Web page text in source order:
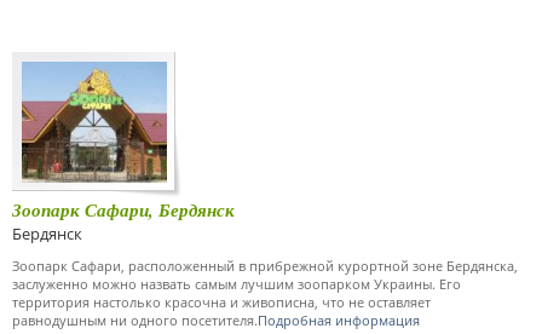
Зоопарк Сафари, Бердянск
Бердянск
Зоопарк Сафари, расположенный в прибрежной курортной зоне Бердянска,
заслуженно можно назвать самым лучшим зоопарком Украины. Его
территория настолько красочна и живописна, что не оставляет
равнодушным ни одного посетителя.Подробная информация